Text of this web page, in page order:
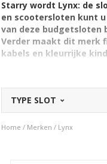
Starry wordt Lynx: de
en scootersloten kunt
van deze budgetsloten
Verder maakt dit merk
kabels en kleurrijke
heeft ook een keurmerk.
van de A-merken.
TYPE SLOT
Home / Merken / Lynx